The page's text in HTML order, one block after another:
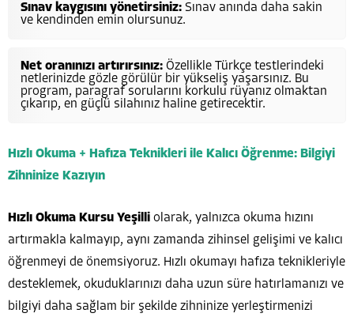
Sınav kaygısını yönetirsiniz: Sınav anında daha sakin
ve kendinden emin olursunuz.
Net oranınızı artırırsınız: Özellikle Türkçe testlerindeki
netlerinizde gözle görülür bir yükseliş yaşarsınız. Bu
program, paragraf sorularını korkulu rüyanız olmaktan
çıkarıp, en güçlü silahınız haline getirecektir.
Hızlı Okuma + Hafıza Teknikleri ile Kalıcı Öğrenme: Bilgiyi
Zihninize Kazıyın
Hızlı Okuma Kursu Yeşilli olarak, yalnızca okuma hızını
artırmakla kalmayıp, aynı zamanda zihinsel gelişimi ve kalıcı
öğrenmeyi de önemsiyoruz. Hızlı okumayı hafıza teknikleriyle
desteklemek, okuduklarınızı daha uzun süre hatırlamanızı ve
bilgiyi daha sağlam bir şekilde zihninize yerleştirmenizi